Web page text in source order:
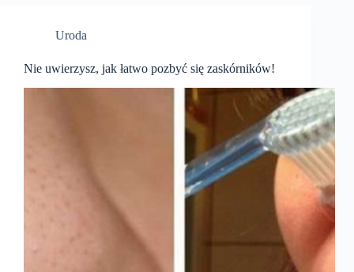
Uroda
Nie uwierzysz, jak łatwo pozbyć się zaskórników!